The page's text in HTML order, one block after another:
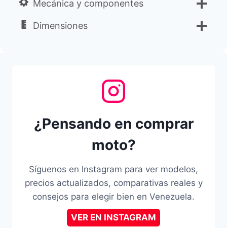
Mecánica y componentes
Dimensiones
¿Pensando en comprar
moto?
Síguenos en Instagram para ver modelos,
precios actualizados, comparativas reales y
consejos para elegir bien en Venezuela.
VER EN INSTAGRAM